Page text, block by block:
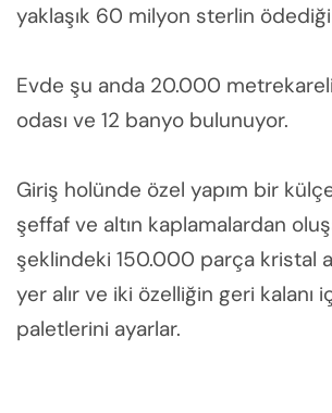
yaklaşık 60 milyon sterlin
Evde şu anda 20.000
odası ve 12 banyo bulunuyor.
Giriş holünde özel yapım bir
şeffaf ve altın kaplamalardan
şeklindeki 150.000 parça kristal
yer alır ve iki özelliğin geri kalanı
paletlerini ayarlar.